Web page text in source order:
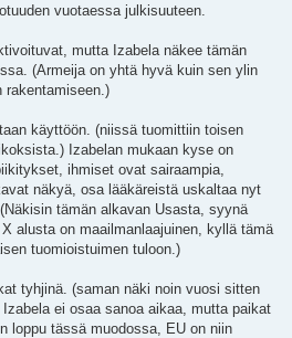
vuotaessa julkisuuteen.
mutta Izabela näkee tämän
(Armeija on yhtä hyvä kuin sen ylin
rakentamiseen.)
käyttöön. (niissä tuomittiin toisen
Izabelan mukaan kyse on
ihmiset ovat sairaampia,
näkyä, osa lääkäreistä uskaltaa nyt
tämän alkavan Usasta, syynä
alusta on maailmanlaajuinen, kyllä tämä
tuomioistuimen tuloon.)
tyhjinä. (saman näki noin vuosi sitten
ei osaa sanoa aikaa, mutta paikat
loppu tässä muodossa, EU on niin